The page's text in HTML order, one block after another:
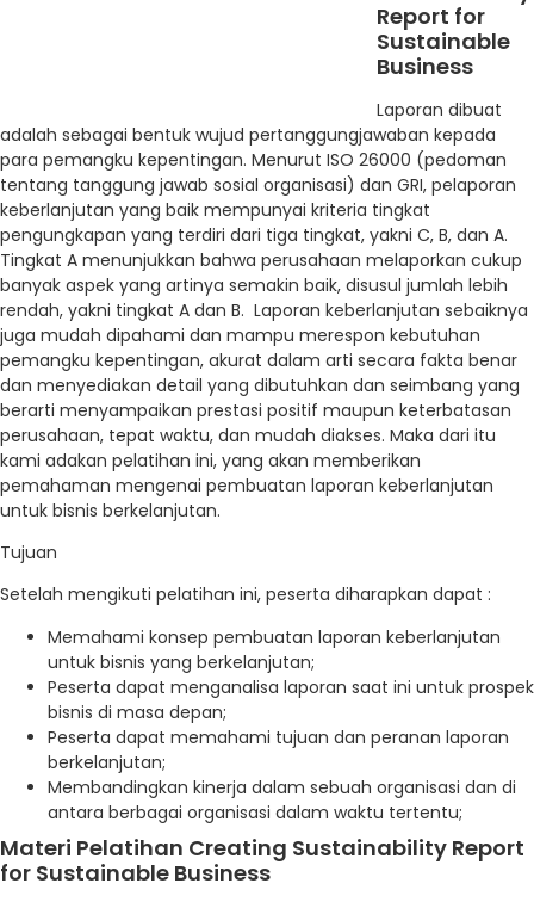
Report for
Sustainable
Business
Laporan dibuat
adalah sebagai bentuk wujud pertanggungjawaban kepada
para pemangku kepentingan. Menurut ISO 26000 (pedoman
tentang tanggung jawab sosial organisasi) dan GRI, pelaporan
keberlanjutan yang baik mempunyai kriteria tingkat
pengungkapan yang terdiri dari tiga tingkat, yakni C, B, dan A.
Tingkat A menunjukkan bahwa perusahaan melaporkan cukup
banyak aspek yang artinya semakin baik, disusul jumlah lebih
rendah, yakni tingkat A dan B. Laporan keberlanjutan sebaiknya
juga mudah dipahami dan mampu merespon kebutuhan
pemangku kepentingan, akurat dalam arti secara fakta benar
dan menyediakan detail yang dibutuhkan dan seimbang yang
berarti menyampaikan prestasi positif maupun keterbatasan
perusahaan, tepat waktu, dan mudah diakses. Maka dari itu
kami adakan pelatihan ini, yang akan memberikan
pemahaman mengenai pembuatan laporan keberlanjutan
untuk bisnis berkelanjutan.
Tujuan
Setelah mengikuti pelatihan ini, peserta diharapkan dapat :
Memahami konsep pembuatan laporan keberlanjutan
untuk bisnis yang berkelanjutan;
Peserta dapat menganalisa laporan saat ini untuk prospek
bisnis di masa depan;
Peserta dapat memahami tujuan dan peranan laporan
berkelanjutan;
Membandingkan kinerja dalam sebuah organisasi dan di
antara berbagai organisasi dalam waktu tertentu;
Materi Pelatihan Creating Sustainability Report
for Sustainable Business